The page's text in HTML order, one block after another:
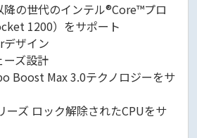
降の世代のインテル®Core™プロ
1200）をサポート
ザイン
ーズ設計
Boost Max 3.0テクノロジーをサ
ーズ ロック解除されたCPUをサ